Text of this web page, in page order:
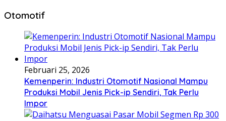
Otomotif
Februari 25, 2026
Kemenperin: Industri Otomotif Nasional Mampu
Produksi Mobil Jenis Pick-ip Sendiri, Tak Perlu
Impor